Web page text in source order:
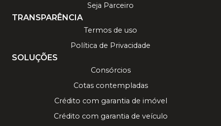
Seja Parceiro
TRANSPARÊNCIA
Termos de uso
Política de Privacidade
SOLUÇÕES
Consórcios
Cotas contempladas
Crédito com garantia de imóvel
Crédito com garantia de veículo